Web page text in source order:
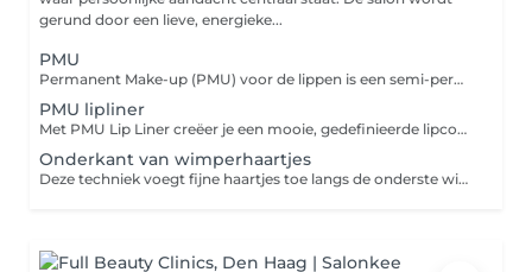
gerund door een lieve, energieke...
PMU
Permanent Make-up (PMU) voor de lippen is een semi-permanente behandeling die de lippen een mooie, natuurlijke kleur en vorm geeft. Of je nu dunne lippen hebt of gewoon wat meer definitie wilt, PMU lippen zorgen voor een subtiele verbetering. De kleur wordt aangepast aan je natuurlijke huidskleur en kan variëren van een zachte nude tint tot een dieper roze. Het resultaat blijft ongeveer 1 tot 3 jaar zichtbaar en kan het dagelijks gebruik van lippenstift vervangen.
PMU lipliner
Met PMU Lip Liner creëer je een mooie, gedefinieerde lipcontour die zorgt voor een vollere en symmetrische uitstraling van je lippen. Deze semi-permanente behandeling accentueert de natuurlijke liplijn en zorgt ervoor dat je lippen altijd perfect omlijst zijn. Ideaal voor wie van een subtiele, langdurige oplossing houdt zonder dagelijkse moeite.
Onderkant van wimperhaartjes
Deze techniek voegt fijne haartjes toe langs de onderste wimperlijn, waardoor je wimpers voller en natuurlijker lijken. Het resultaat is een gedefinieerde wimperlijn zonder het gebruik van mascara of kunstwimpers, perfect voor wie op zoek is naar een subtiele, maar langdurige verbetering die de ogen groter maakt en meer diepte geeft.